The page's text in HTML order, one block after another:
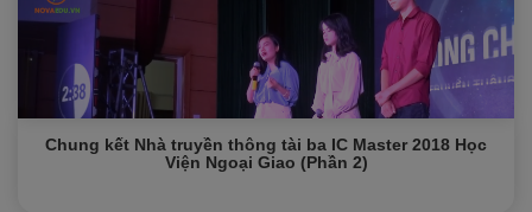
Chung kết Nhà truyền thông tài ba IC Master 2018 Học
Viện Ngoại Giao (Phần 2)